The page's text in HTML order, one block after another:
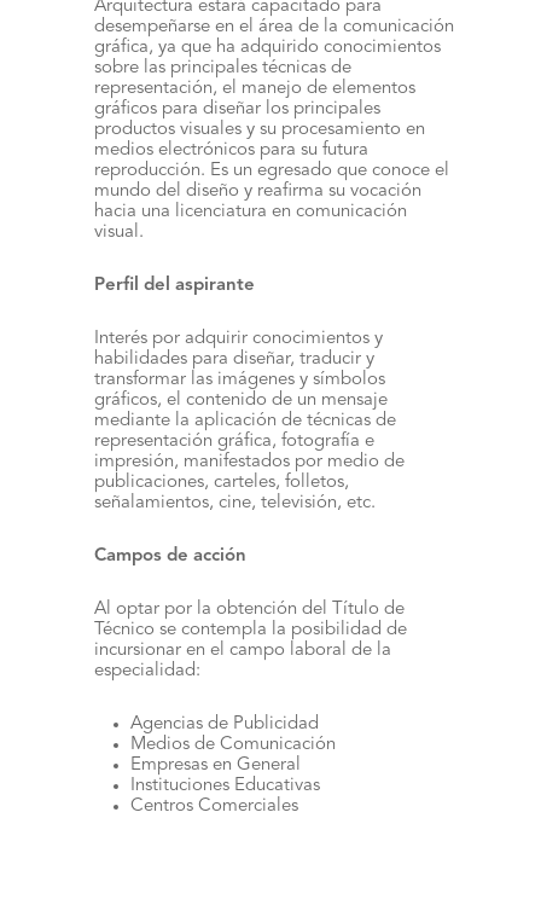
Arquitectura estará capacitado para
desempeñarse en el área de la comunicación
gráfica, ya que ha adquirido conocimientos
sobre las principales técnicas de
representación, el manejo de elementos
gráficos para diseñar los principales
productos visuales y su procesamiento en
medios electrónicos para su futura
reproducción. Es un egresado que conoce el
mundo del diseño y reafirma su vocación
hacia una licenciatura en comunicación
visual.
Perfil del aspirante
Interés por adquirir conocimientos y
habilidades para diseñar, traducir y
transformar las imágenes y sí­mbolos
gráficos, el contenido de un mensaje
mediante la aplicación de técnicas de
representación gráfica, fotografía e
impresión, manifestados por medio de
publicaciones, carteles, folletos,
señalamientos, cine, televisión, etc.
Campos de acción
Al optar por la obtención del Tí­tulo de
Técnico se contempla la posibilidad de
incursionar en el campo laboral de la
especialidad:
Agencias de Publicidad
Medios de Comunicación
Empresas en General
Instituciones Educativas
Centros Comerciales